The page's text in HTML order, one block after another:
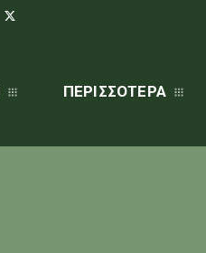
ΠΕΡΙΣΣΌΤΕΡΑ